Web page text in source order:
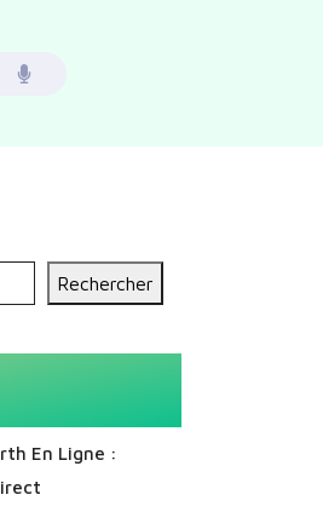
Rechercher
En Ligne :